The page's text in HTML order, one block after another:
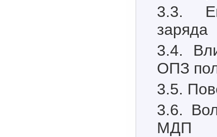
3.3.
заряда
3.4.
ОПЗ
3.5.
3.6.
МДП